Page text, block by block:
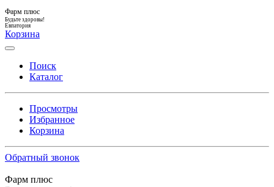
Фарм плюс
Будьте здоровы!
Евпатория
Корзина
Поиск
Каталог
Просмотры
Избранное
Корзина
Обратный звонок
Фарм плюс